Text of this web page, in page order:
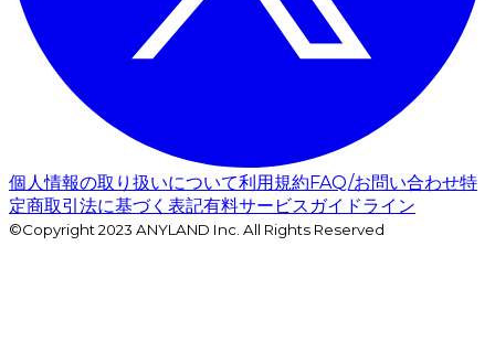
個人情報の取り扱いについて利用規約FAQ/お問い合わせ特
定商取引法に基づく表記有料サービスガイドライン
©Copyright 2023 ANYLAND Inc. All Rights Reserved